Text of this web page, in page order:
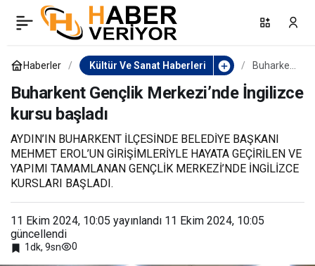
Haberler Kültür Ve Sanat Haberleri
Buharken
Merkezi’n
de
başladı
Buharkent Gençlik Merkezi’nde İngilizce
kursu başladı
AYDIN’IN BUHARKENT İLÇESİNDE BELEDİYE BAŞKANI
MEHMET EROL’UN GİRİŞİMLERİYLE HAYATA GEÇİRİLEN VE
YAPIMI TAMAMLANAN GENÇLİK MERKEZİ’NDE İNGİLİZCE
KURSLARI BAŞLADI.
11 Ekim 2024, 10:05 yayınlandı 11 Ekim 2024, 10:05
güncellendi
1dk, 9sn 0
Başkan Durbay Hacı
Bektaş-I Veli Anma
Programına katıldı
Paylaş